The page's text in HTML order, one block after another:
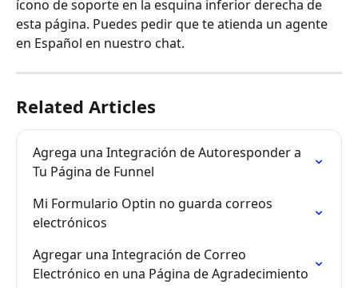
ícono de soporte en la esquina inferior derecha de
esta página. Puedes pedir que te atienda un agente
en Español en nuestro chat.
Related Articles
Agrega una Integración de Autoresponder a
Tu Página de Funnel
Mi Formulario Optin no guarda correos
electrónicos
Agregar una Integración de Correo
Electrónico en una Página de Agradecimiento